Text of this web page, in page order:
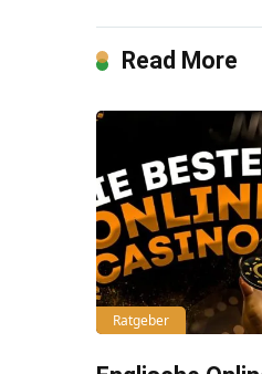
Read More
Ratgeber